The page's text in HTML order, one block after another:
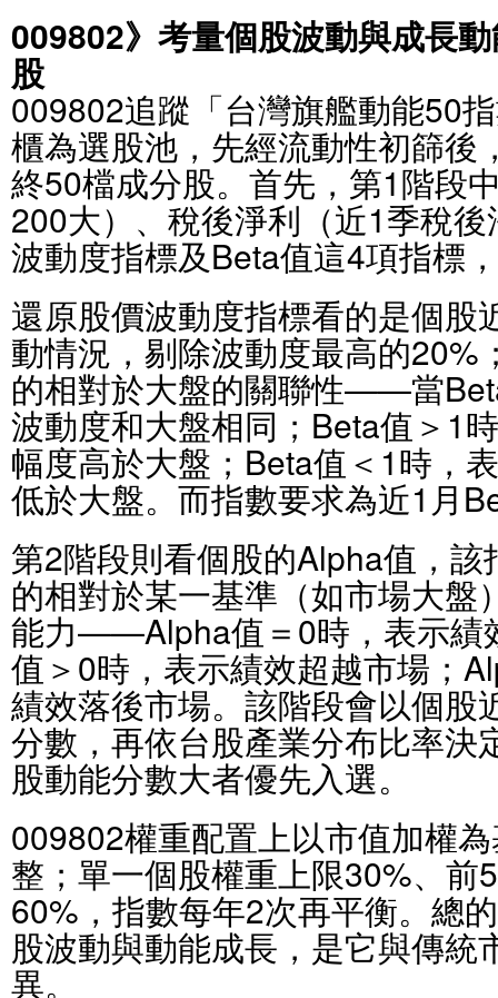
009802》考量個股波動與成長
股
009802追蹤「台灣旗艦動能50
櫃為選股池，先經流動性初篩後
終50檔成分股。首先，第1階段
200大）、稅後淨利（近1季稅
波動度指標及Beta值這4項指標
還原股價波動度指標看的是個股
動情況，剔除波動度最高的20%
的相對於大盤的關聯性——當
波動度和大盤相同；Beta值＞1
幅度高於大盤；Beta值＜1時，
低於大盤。而指數要求為近1月
第2階段則看個股的Alpha值，
的相對於某一基準（如市場大盤
能力——Alpha值＝0時，表示績
值＞0時，表示績效超越市場；
績效落後市場。該階段會以個股
分數，再依台股產業分布比率決
股動能分數大者優先入選。
009802權重配置上以市值加權
整；單一個股權重上限30%、前
60%，指數每年2次再平衡。總
股波動與動能成長，是它與傳統
異。